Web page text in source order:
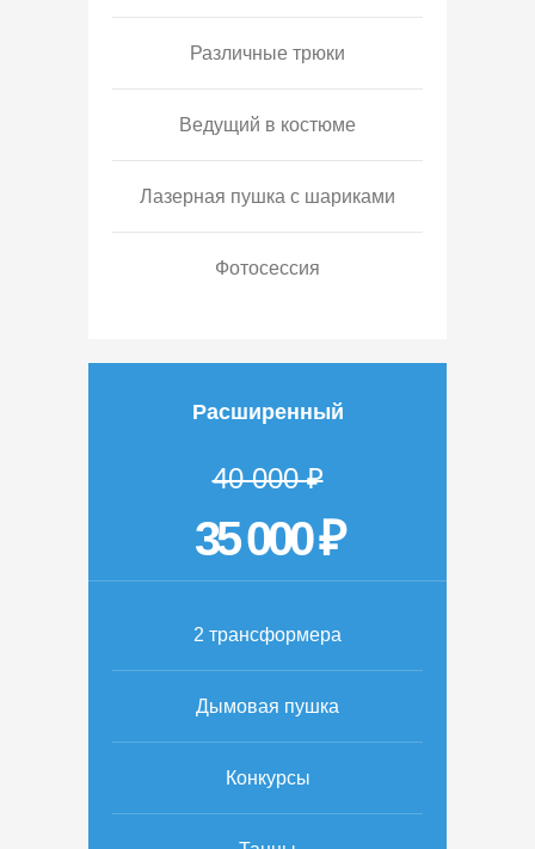
Различные трюки
Ведущий в костюме
Лазерная пушка с шариками
Фотосессия
Расширенный
40 000 ₽
35 000 ₽
2 трансформера
Дымовая пушка
Конкурсы